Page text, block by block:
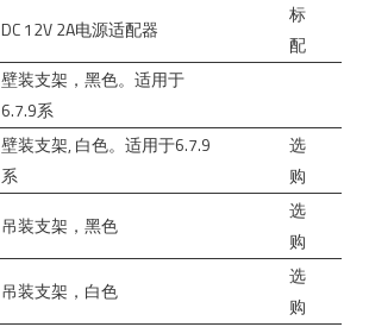
DC 12V 2A电源适配器
标
配
壁装支架，黑色。适用于
6.7.9系
壁装支架, 白色。适用于6.7.9
系
选
购
吊装支架，黑色
选
购
吊装支架，白色
选
购